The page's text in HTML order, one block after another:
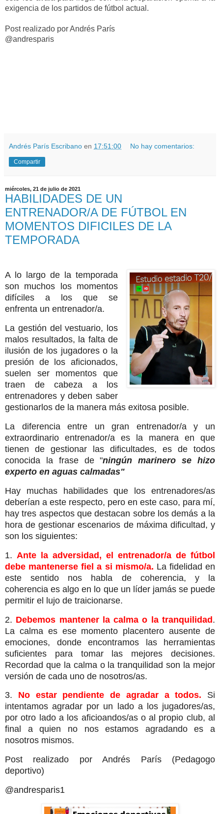
exigencia de los partidos de fútbol actual.
Post realizado por Andrés París
@andresparis
Andrés París Escribano en 17:51:00 No hay comentarios:
Compartir
miércoles, 21 de julio de 2021
HABILIDADES DE UN
ENTRENADOR/A DE FÚTBOL EN
MOMENTOS DIFICILES DE LA
TEMPORADA
A lo largo de la temporada
son muchos los momentos
difíciles a los que se
enfrenta un entrenador/a.
La gestión del vestuario, los
malos resultados, la falta de
ilusión de los jugadores o la
presión de los aficionados,
suelen ser momentos que
traen de cabeza a los
entrenadores y deben saber
gestionarlos de la manera más exitosa posible.
La diferencia entre un gran entrenador/a y un
extraordinario entrenador/a es la manera en que
tienen de gestionar las dificultades, es de todos
conocida la frase de "ningún marinero se hizo
experto en aguas calmadas"
Hay muchas habilidades que los entrenadores/as
deberían a este respecto, pero en este caso, para mí,
hay tres aspectos que destacan sobre los demás a la
hora de gestionar escenarios de máxima dificultad, y
son los siguientes:
1. Ante la adversidad, el entrenador/a de fútbol
debe mantenerse fiel a si mismo/a. La fidelidad en
este sentido nos habla de coherencia, y la
coherencia es algo en lo que un líder jamás se puede
permitir el lujo de traicionarse.
2. Debemos mantener la calma o la tranquilidad.
La calma es ese momento placentero ausente de
emociones, donde encontramos las herramientas
suficientes para tomar las mejores decisiones.
Recordad que la calma o la tranquilidad son la mejor
versión de cada uno de nosotros/as.
3. No estar pendiente de agradar a todos. Si
intentamos agradar por un lado a los jugadores/as,
por otro lado a los aficioandos/as o al propio club, al
final a quien no nos estamos agradando es a
nosotros mismos.
Post realizado por Andrés París (Pedagogo
deportivo)
@andresparis1